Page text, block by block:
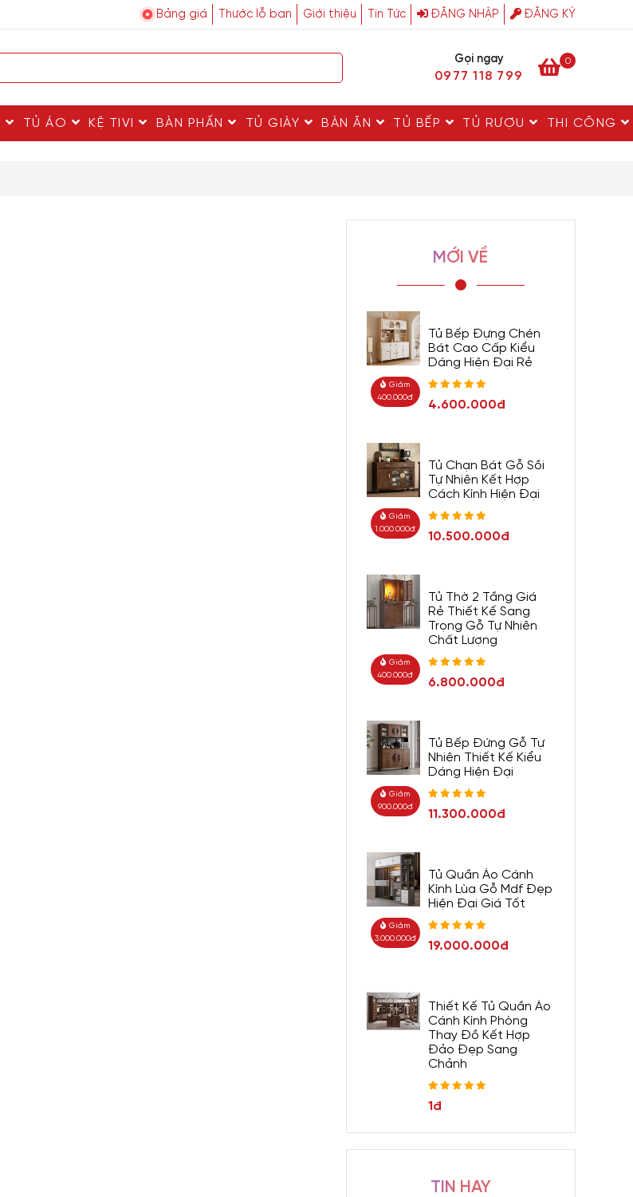
Bảng giá Thước lỗ ban Giới thiệu Tin Tức ĐĂNG NHẬP ĐĂNG KÝ
Gọi ngay
0977 118 799
0
TỦ ÁO KỆ TIVI BÀN PHẤN TỦ GIÀY BÀN ĂN TỦ BẾP TỦ RƯỢU THI CÔNG
MỚI VỀ
Giảm
400.000đ
Tủ Bếp Đựng Chén
Bát Cao Cấp Kiểu
Dáng Hiện Đại Rẻ
4.600.000đ
Giảm
1.000.000đ
Tủ Chạn Bát Gỗ Sồi
Tự Nhiên Kết Hợp
Cách Kính Hiện Đại
10.500.000đ
Giảm
400.000đ
Tủ Thờ 2 Tầng Giá
Rẻ Thiết Kế Sang
Trọng Gỗ Tự Nhiên
Chất Lượng
6.800.000đ
Giảm
900.000đ
Tủ Bếp Đứng Gỗ Tự
Nhiên Thiết Kế Kiểu
Dáng Hiện Đại
11.300.000đ
Giảm
3.000.000đ
Tủ Quần Áo Cánh
Kính Lùa Gỗ Mdf Đẹp
Hiện Đại Giá Tốt
19.000.000đ
Thiết Kế Tủ Quần Áo
Cánh Kính Phòng
Thay Đồ Kết Hợp
Đảo Đẹp Sang
Chảnh
1đ
TIN HAY